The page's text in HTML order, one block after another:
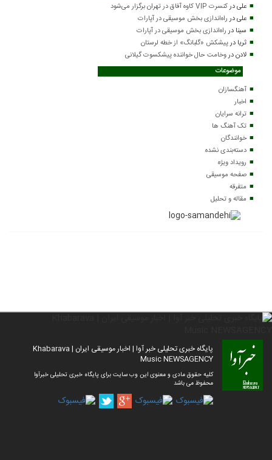
علیدرکنسرت VIP کاوه آفاق در تهران برگزار می‌شود
علیدرراه‌اندازی بخش موسیقی در آپارات
سینا درراه‌اندازی بخش موسیقی در آپارات
ثریا درپیشکش «گلبانگ» از خطه لرستان
لادندروخامت حال خواننده پیشکسوت گیلانی
موضوعات
آهنگسازان
اخبار
ترانه سرایان
تک آهنگ ها
خوانندگان
دسته‌بندی نشده
رویداد ویژه
صفحه موسیقی
متفرقه
مقاله و تحلیل
پایگاه خبری تحلیلی خبر آوا | اخبار موسیقی ایران | Khabarava
Music NEWSAGENCY
کلیه حقوق مادی و معنوی این وب سایت برای پایگاه خبری تحلیلی خبرآوا
محفوظ می باشد